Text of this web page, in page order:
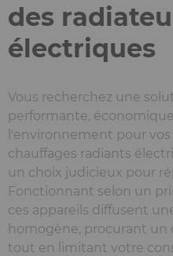
des
électriques
Vous recherchez une
performante,
l'environnement pour
chauffages radiants
un choix judicieux pour
Fonctionnant selon un
ces appareils diffusent
homogène, procurant
tout en limitant votre